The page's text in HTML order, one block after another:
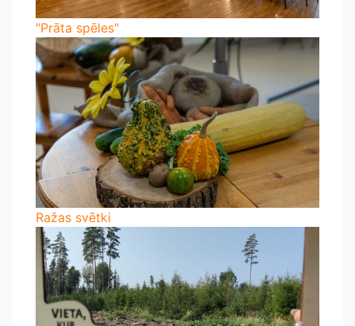
"Prāta spēles"
Ražas svētki